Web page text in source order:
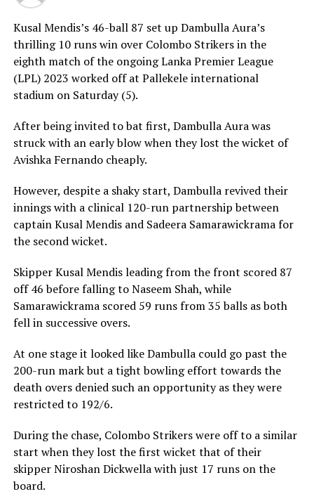
Kusal Mendis’s 46-ball 87 set up Dambulla Aura’s
thrilling 10 runs win over Colombo Strikers in the
eighth match of the ongoing Lanka Premier League
(LPL) 2023 worked off at Pallekele international
stadium on Saturday (5).
After being invited to bat first, Dambulla Aura was
struck with an early blow when they lost the wicket of
Avishka Fernando cheaply.
However, despite a shaky start, Dambulla revived their
innings with a clinical 120-run partnership between
captain Kusal Mendis and Sadeera Samarawickrama for
the second wicket.
Skipper Kusal Mendis leading from the front scored 87
off 46 before falling to Naseem Shah, while
Samarawickrama scored 59 runs from 35 balls as both
fell in successive overs.
At one stage it looked like Dambulla could go past the
200-run mark but a tight bowling effort towards the
death overs denied such an opportunity as they were
restricted to 192/6.
During the chase, Colombo Strikers were off to a similar
start when they lost the first wicket that of their
skipper Niroshan Dickwella with just 17 runs on the
board.